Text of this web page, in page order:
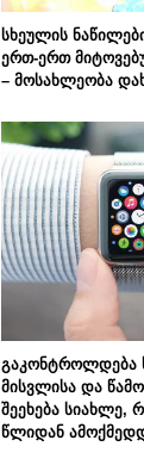
სხეულის
ერთ-ერთ
– მოსახლეობა
გაკონტროლდება
მისვლისა და
შეეხება სიახლე,
წლიდან